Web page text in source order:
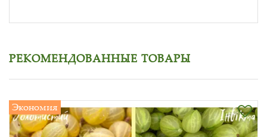
РЕКОМЕНДОВАННЫЕ ТОВАРЫ
Экономия